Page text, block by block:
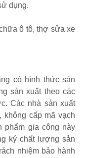
dụng.
ô tô, thợ sửa xe
có hình thức sản
sản xuất theo các
Các nhà sản xuất
không cấp mã vạch
phẩm gia công này
ký chất lượng sản
nhiệm bảo hành